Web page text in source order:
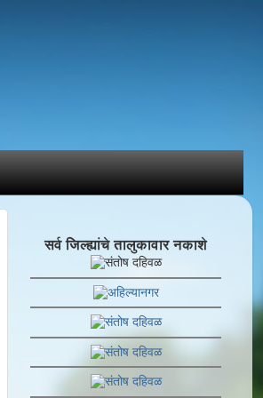
सर्व जिल्ह्यांचे तालुकावार नकाशे